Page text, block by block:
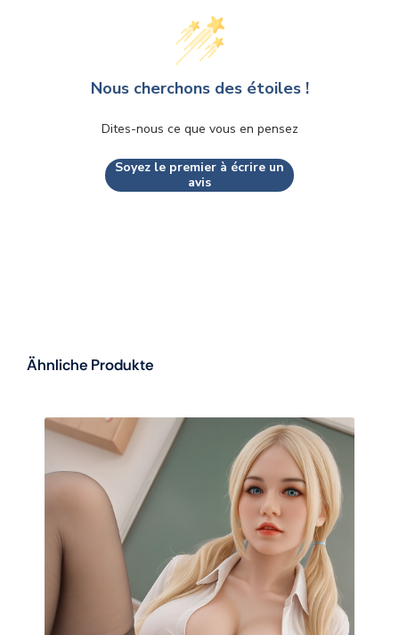
Nous cherchons des étoiles !
Dites-nous ce que vous en pensez
Soyez le premier à écrire un
avis
Ähnliche Produkte